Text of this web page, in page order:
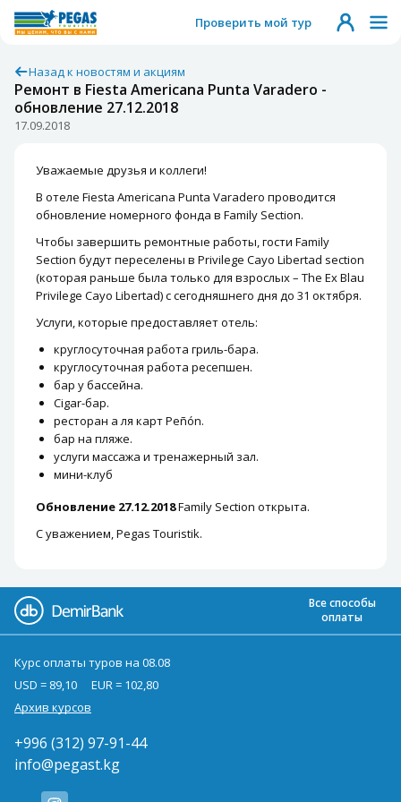
Проверить мой тур
Назад к новостям и акциям
Ремонт в Fiesta Americana Punta Varadero -
обновление 27.12.2018
17.09.2018
Уважаемые друзья и коллеги!
В отеле Fiesta Americana Punta Varadero проводится
обновление номерного фонда в Family Section.
Чтобы завершить ремонтные работы, гости Family
Section будут переселены в Privilege Cayo Libertad section
(которая раньше была только для взрослых – The Ex Blau
Privilege Cayo Libertad) с сегодняшнего дня до 31 октября.
Услуги, которые предоставляет отель:
круглосуточная работа гриль-бара.
круглосуточная работа ресепшен.
бар у бассейна.
Cigar-бар.
ресторан а ля карт Peñón.
бар на пляже.
услуги массажа и тренажерный зал.
мини-клуб
Обновление 27.12.2018Family Section открыта.
С уважением, Pegas Touristik.
Все способы
оплаты
Курс оплаты туров на 08.08
USD = 89,10
EUR = 102,80
Архив курсов
+996 (312) 97-91-44
info@pegast.kg